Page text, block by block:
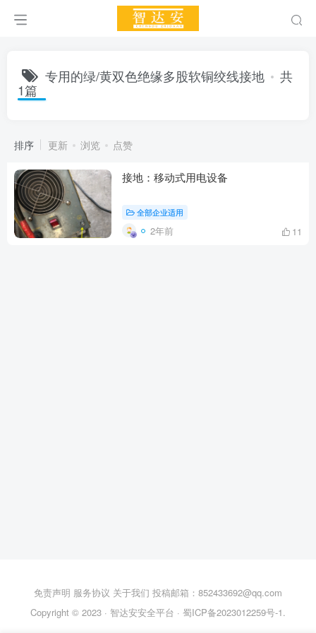
专用的绿/黄双色绝缘多股软铜绞线接地 共
1篇
排序 更新 浏览 点赞
接地：移动式用电设备
全部企业适用
2年前 11
免责声明 服务协议 关于我们 投稿邮箱：852433692@qq.com
Copyright © 2023 · 智达安安全平台 · 蜀ICP备2023012259号-1.